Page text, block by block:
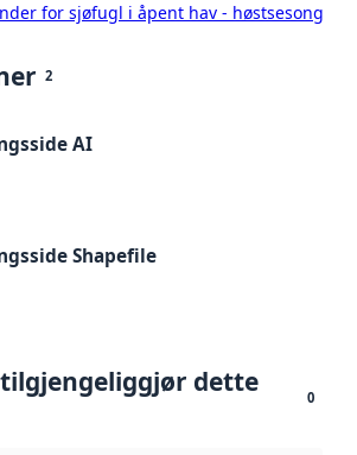
for sjøfugl i åpent hav - høstsesong
2
AI
Shapefile
dette
0